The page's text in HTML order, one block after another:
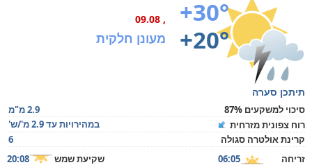
+30°
+20°
, 09.08
מעונן חלקית
תיתכן סערה
סיכוי למשקעים 87%
2.9 מ"מ
רוח צפונית מזרחית
במהירויות עד 2.9 מ'/ש'
קרינת אולטרה סגולה
6
זריחה
06:05 שקיעת שמש 20:08